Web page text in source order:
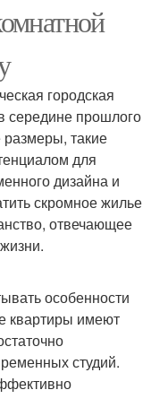
городская
середине прошлого
такие
для
дизайна и
скромное жилье
отвечающее
особенности
квартиры имеют
студий.